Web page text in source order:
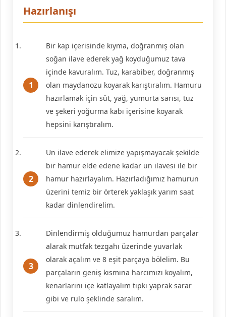
Hazırlanışı
Bir kap içerisinde kıyma, doğranmış olan
soğan ilave ederek yağ koyduğumuz tava
içinde kavuralım. Tuz, karabiber, doğranmış
olan maydanozu koyarak karıştıralım. Hamuru
hazırlamak için süt, yağ, yumurta sarısı, tuz
ve şekeri yoğurma kabı içerisine koyarak
hepsini karıştıralım.
Un ilave ederek elimize yapışmayacak şekilde
bir hamur elde edene kadar un ilavesi ile bir
hamur hazırlayalım. Hazırladığımız hamurun
üzerini temiz bir örterek yaklaşık yarım saat
kadar dinlendirelim.
Dinlendirmiş olduğumuz hamurdan parçalar
alarak mutfak tezgahı üzerinde yuvarlak
olarak açalım ve 8 eşit parçaya bölelim. Bu
parçaların geniş kısmına harcımızı koyalım,
kenarlarını içe katlayalım tıpkı yaprak sarar
gibi ve rulo şeklinde saralım.